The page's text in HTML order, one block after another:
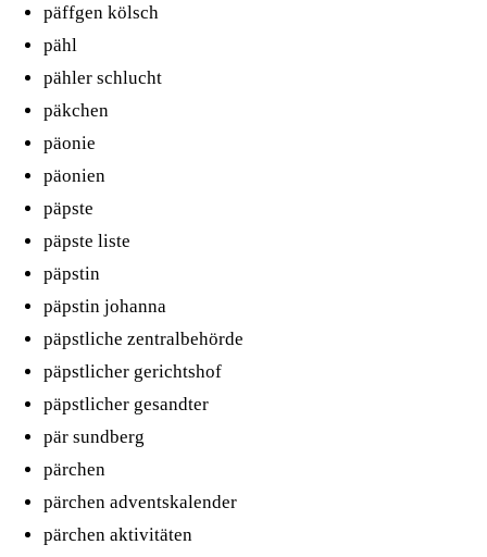
päffgen kölsch
pähl
pähler schlucht
päkchen
päonie
päonien
päpste
päpste liste
päpstin
päpstin johanna
päpstliche zentralbehörde
päpstlicher gerichtshof
päpstlicher gesandter
pär sundberg
pärchen
pärchen adventskalender
pärchen aktivitäten